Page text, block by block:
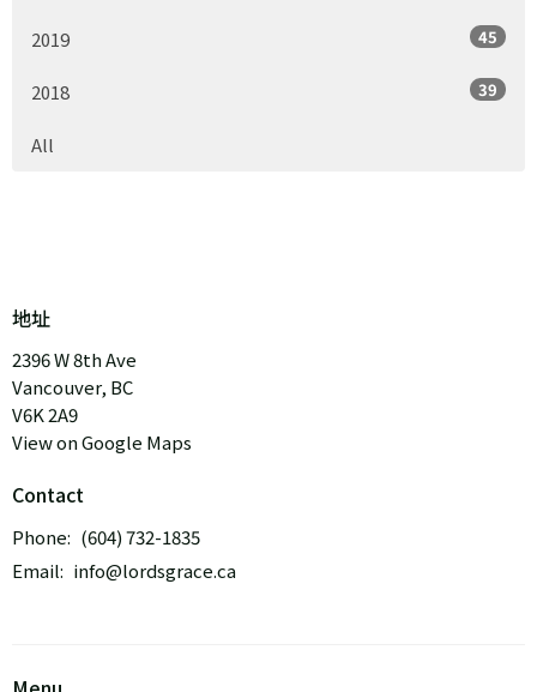
2019 45
2018 39
All
地址
2396 W 8th Ave
Vancouver, BC
V6K 2A9
View on Google Maps
Contact
Phone: (604) 732-1835
Email: info@lordsgrace.ca